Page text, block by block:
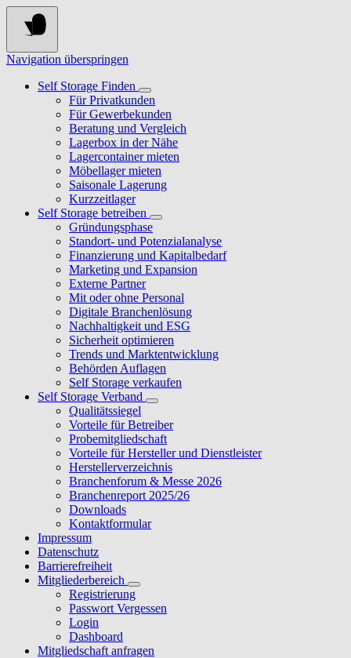
Navigation überspringen
Self Storage Finden
Für Privatkunden
Für Gewerbekunden
Beratung und Vergleich
Lagerbox in der Nähe
Lagercontainer mieten
Möbellager mieten
Saisonale Lagerung
Kurzzeitlager
Self Storage betreiben
Gründungsphase
Standort- und Potenzialanalyse
Finanzierung und Kapitalbedarf
Marketing und Expansion
Externe Partner
Mit oder ohne Personal
Digitale Branchenlösung
Nachhaltigkeit und ESG
Sicherheit optimieren
Trends und Marktentwicklung
Behörden Auflagen
Self Storage verkaufen
Self Storage Verband
Qualitätssiegel
Vorteile für Betreiber
Probemitgliedschaft
Vorteile für Hersteller und Dienstleister
Herstellerverzeichnis
Branchenforum & Messe 2026
Branchenreport 2025/26
Downloads
Kontaktformular
Impressum
Datenschutz
Barrierefreiheit
Mitgliederbereich
Registrierung
Passwort Vergessen
Login
Dashboard
Mitgliedschaft anfragen